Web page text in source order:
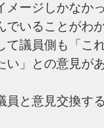
メージしかなか
いることがわ
議員側も「こ
」との意見があ
員と意見交換す